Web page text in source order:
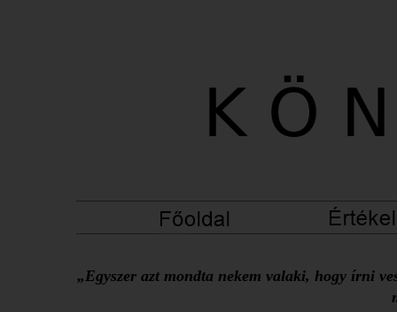
„Egyszer azt mondta nekem valaki, hogy írni